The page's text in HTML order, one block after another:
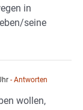
in
seine
- Antworten
wollen,